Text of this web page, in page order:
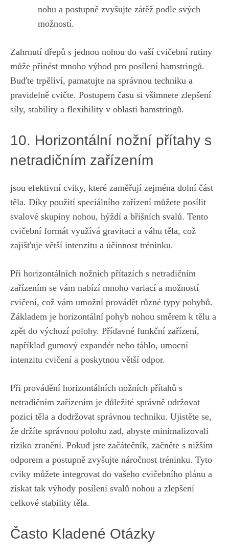
nohu a postupně zvyšujte zátěž podle svých
možností.
Zahrnutí dřepů s jednou nohou do vaší ​cvičební rutiny
může přinést mnoho výhod pro posílení hamstringů.
Buďte trpěliví, pamatujte na správnou techniku a
‌pravidelně cvičte.⁣ Postupem času si všimnete zlepšení
‍síly, stability a flexibility v oblasti hamstringů.
10. Horizontální nožní přítahy s
netradičním zařízením
jsou efektivní cviky, které zaměřují zejména dolní část
těla. Díky použití speciálního‌ zařízení můžete posílit
svalové skupiny nohou, hýždí ‌a břišních svalů. Tento
cvičební formát využívá gravitaci‌ a váhu těla, což
‍zajišťuje větší intenzitu ⁣a účinnost tréninku.
Při horizontálních nožních přítazích s ​netradičním
zařízením se vám nabízí mnoho variací a možností
cvičení,‍ což vám umožní provádět různé typy⁣ pohybů.
‍Základem⁤ je horizontální‍ pohyb nohou směrem k tělu a
zpět do výchozí polohy. Přídavné funkční zařízení,
například gumový ⁢expandér nebo táhlo, umocní
intenzitu cvičení a poskytnou větší odpor.
Při provádění horizontálních nožních přítahů s
netradičním zařízením je ‍důležité ‌správně udržovat
pozici ​těla a dodržovat správnou techniku. Ujistěte se,
že držíte správnou polohu zad, abyste minimalizovali
riziko zranění. Pokud⁣ jste začátečník, začněte‌ s nižším
odporem a postupně ‍zvyšujte náročnost tréninku. Tyto
cviky můžete⁤ integrovat do vašeho⁣ cvičebního plánu a
získat ⁢tak výhody posílení svalů nohou a zlepšení
celkové stability těla.
Často Kladené Otázky